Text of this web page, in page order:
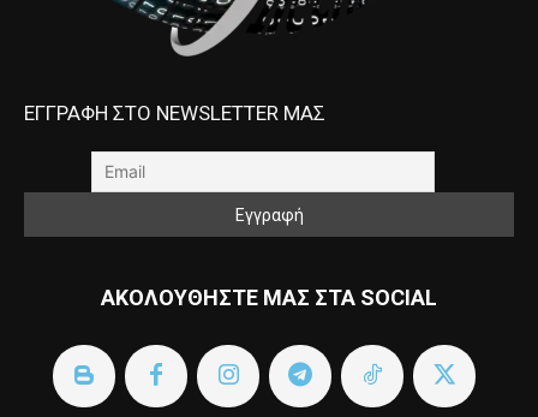
ΕΓΓΡΑΦΗ ΣΤΟ NEWSLETTER ΜΑΣ
ΑΚΟΛΟΥΘΗΣΤΕ ΜΑΣ ΣΤΑ SOCIAL